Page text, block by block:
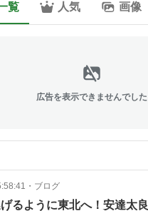
覧 人気 画像
広告を表示できませんでした
・ ブログ
るように東北へ！安達太良